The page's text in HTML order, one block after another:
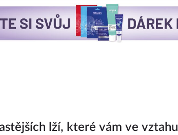
lží, které vám ve vztahu